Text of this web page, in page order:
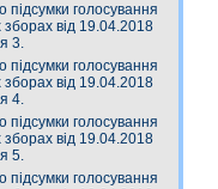
підсумки голосування
зборах від 19.04.2018
3.
підсумки голосування
зборах від 19.04.2018
4.
підсумки голосування
зборах від 19.04.2018
5.
підсумки голосування